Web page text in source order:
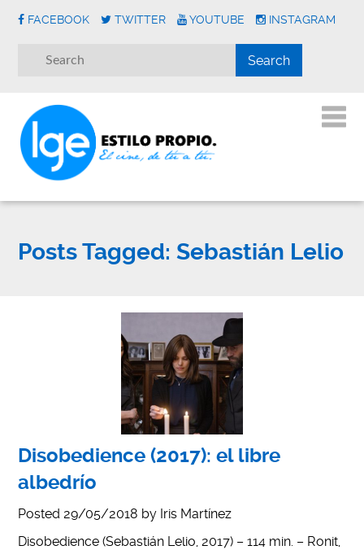
FACEBOOK TWITTER YOUTUBE INSTAGRAM
Posts Tagged: Sebastián Lelio
Disobedience (2017): el libre
albedrío
Posted 29/05/2018 by Iris Martínez
Disobedience (Sebastián Lelio, 2017) – 114 min. – Ronit,